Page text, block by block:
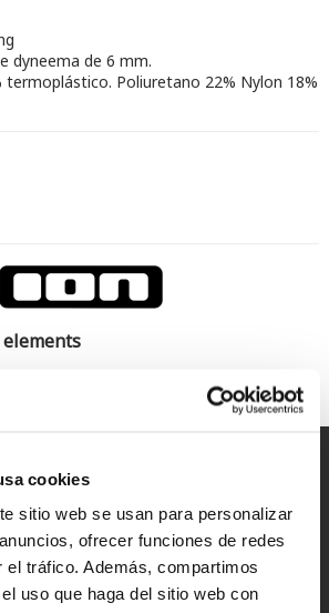
cookies
sitio web se usan para personalizar
ofrecer funciones de redes
el tráfico. Además, compartimos
uso que haga del sitio web con
dyneema de 6 mm.
termoplástico. Poliuretano 22% Nylon 18%
Entregas rápidas
Devoluciones
hasta 14 días naturales